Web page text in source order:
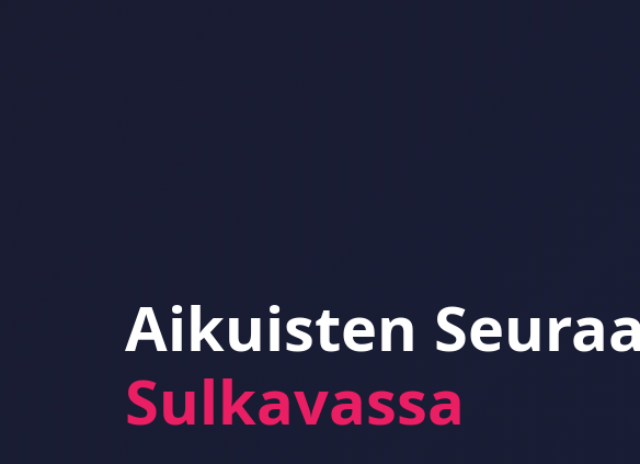
Aikuisten Seuraa
Sulkavassa